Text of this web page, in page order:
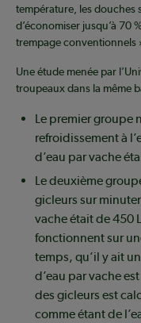
température, les douches
d’économiser jusqu’à 70
trempage conventionnels
Une étude menée par
troupeaux dans la même
Le premier groupe
refroidissement à
d’eau par vache
Le deuxième
gicleurs sur
vache était de 450
fonctionnent sur
temps, qu’il y ait
d’eau par vache
des gicleurs est
comme étant de